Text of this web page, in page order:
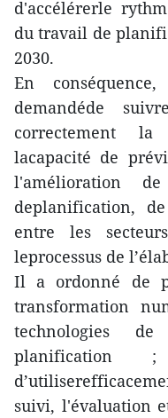
d'accélérerle
du travail de
2030.
En
demandéde
correctement
lacapacité de
l'amélioration
deplanification,
entre les
leprocessus de
Il a ordonné de
transformation
technologies
suivi, l'évaluation